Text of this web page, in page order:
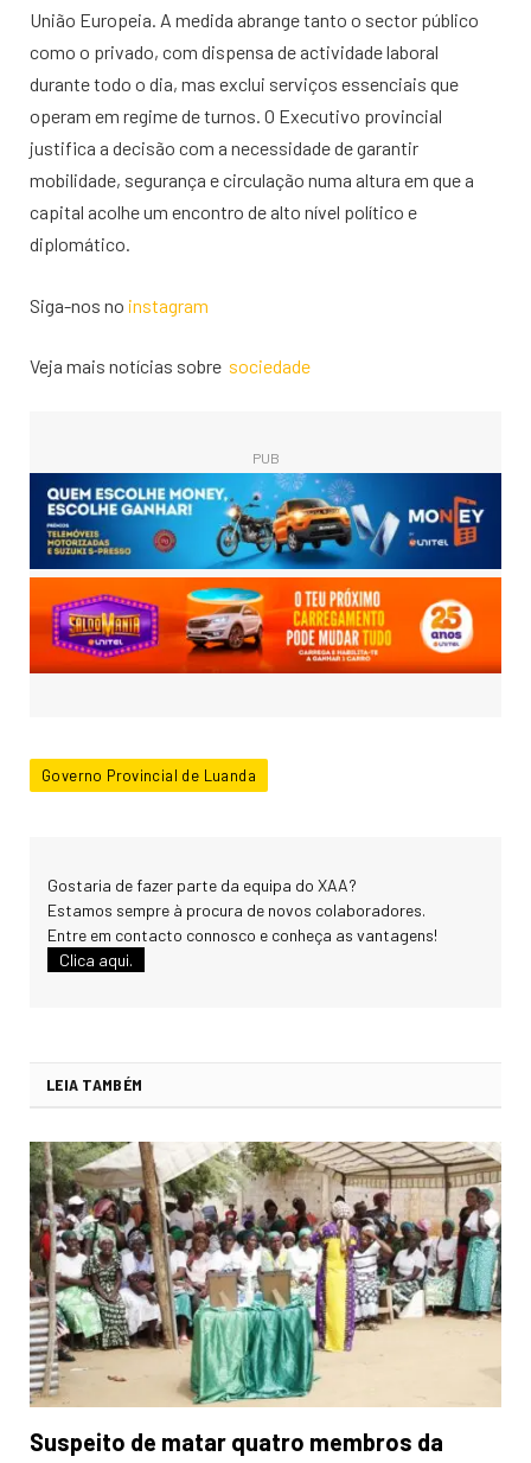
União Europeia. A medida abrange tanto o sector público
como o privado, com dispensa de actividade laboral
durante todo o dia, mas exclui serviços essenciais que
operam em regime de turnos. O Executivo provincial
justifica a decisão com a necessidade de garantir
mobilidade, segurança e circulação numa altura em que a
capital acolhe um encontro de alto nível político e
diplomático.
Siga-nos no instagram
Veja mais notícias sobre sociedade
PUB
Governo Provincial de Luanda
Gostaria de fazer parte da equipa do XAA?
Estamos sempre à procura de novos colaboradores.
Entre em contacto connosco e conheça as vantagens!
Clica aqui.
LEIA TAMBÉM
Suspeito de matar quatro membros da